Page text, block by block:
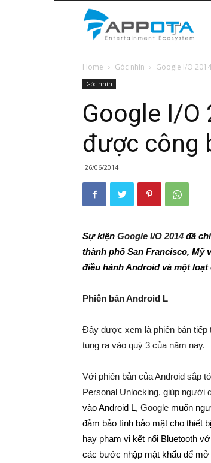
Home Góc nhìn Google I/O
Góc nhìn
Google I/O
được công
26/06/2014
Sự kiện Google I/O 2014 đã
thành phố San Francisco, Mỹ
điều hành Android và một
Phiên bản Android L
Đây được xem là phiên bản tiếp
tung ra vào quý 3 của năm nay.
Với phiên bản của Android sắp
Personal Unlocking, giúp người
vào Android L, Google muốn
đảm bảo tính bảo mật cho thiết
hay phạm vi kết nối Bluetooth
các bước nhập mật khẩu để